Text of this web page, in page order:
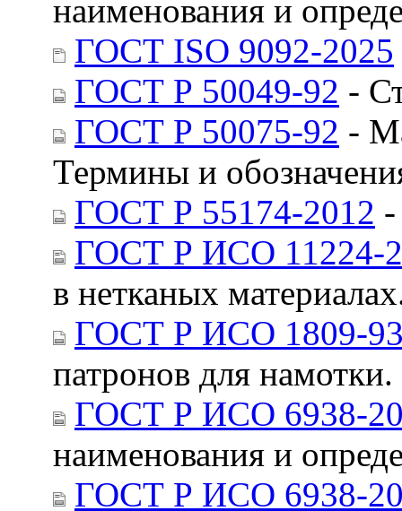
наименования и
ГОСТ ISO 9092-2025
ГОСТ Р 50049-92 -
ГОСТ Р 50075-92 -
Термины и
ГОСТ Р 55174-2012
ГОСТ Р ИСО 11224-
в нетканых
ГОСТ Р ИСО 1809-
патронов для
ГОСТ Р ИСО 6938-
наименования и
ГОСТ Р ИСО 6938-